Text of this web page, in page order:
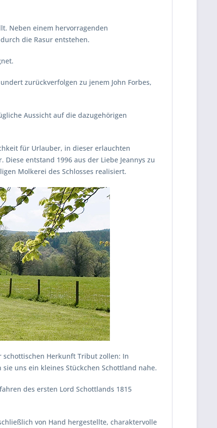
Neben einem hervorragenden
die Rasur entstehen.
zurückverfolgen zu jenem John Forbes,
Aussicht auf die dazugehörigen
für Urlauber, in dieser erlauchten
entstand 1996 aus der Liebe Jeannys zu
Molkerei des Schlosses realisiert.
Herkunft Tribut zollen: In
uns ein kleines Stückchen Schottland nahe.
des ersten Lord Schottlands 1815
von Hand hergestellte, charaktervolle